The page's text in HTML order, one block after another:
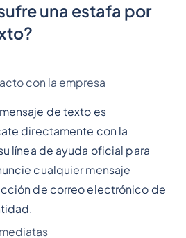
una estafa por
con la empresa
de texto es
directamente con la
línea de ayuda oficial para
cualquier mensaje
de correo electrónico de